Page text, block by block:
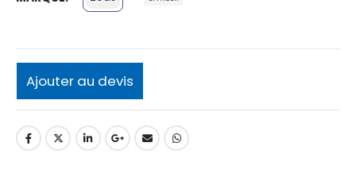
Ajouter au devis